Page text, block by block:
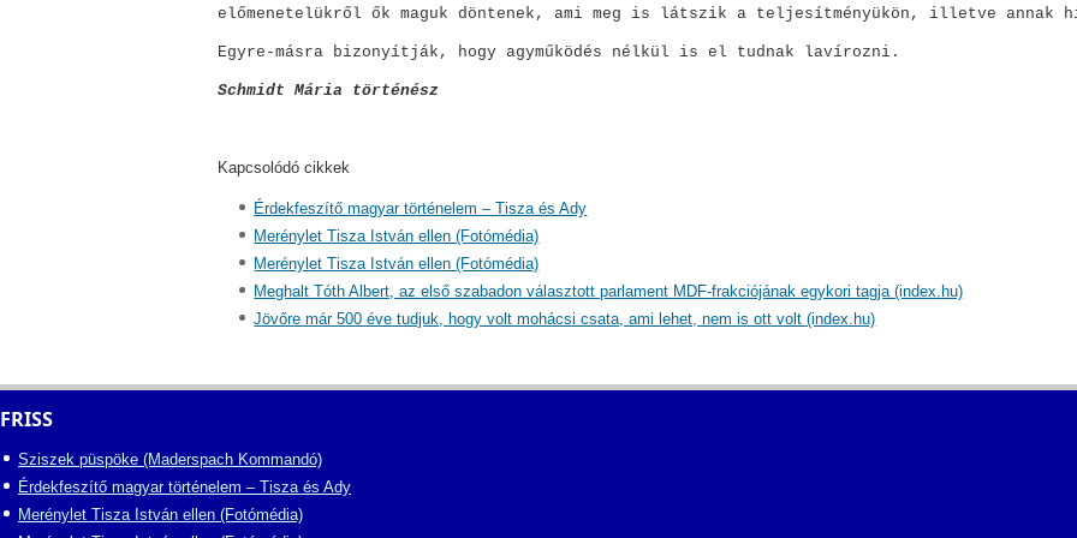
előmenetelükről ők maguk döntenek, ami meg is látszik a teljesítményükön, illetve annak
Egyre-másra bizonyítják, hogy agyműködés nélkül is el tudnak lavírozni.
Schmidt Mária történész
Kapcsolódó cikkek
Érdekfeszítő magyar történelem – Tisza és Ady
Merénylet Tisza István ellen (Fotómédia)
Merénylet Tisza István ellen (Fotómédia)
Meghalt Tóth Albert, az első szabadon választott parlament MDF-frakciójának egykori tagja (index.hu)
Jövőre már 500 éve tudjuk, hogy volt mohácsi csata, ami lehet, nem is ott volt (index.hu)
FRISS
Sziszek püspöke (Maderspach Kommandó)
Érdekfeszítő magyar történelem – Tisza és Ady
Merénylet Tisza István ellen (Fotómédia)